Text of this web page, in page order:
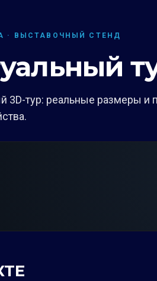
· ВЫСТАВОЧНЫЙ СТЕНД
3D-тур: реальные размеры и